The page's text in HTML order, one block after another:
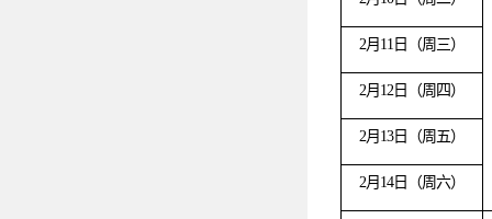
2月11日（周三）
2月12日（周四）
2月13日（周五）
2月14日（周六）